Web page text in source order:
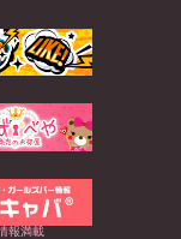
報満載